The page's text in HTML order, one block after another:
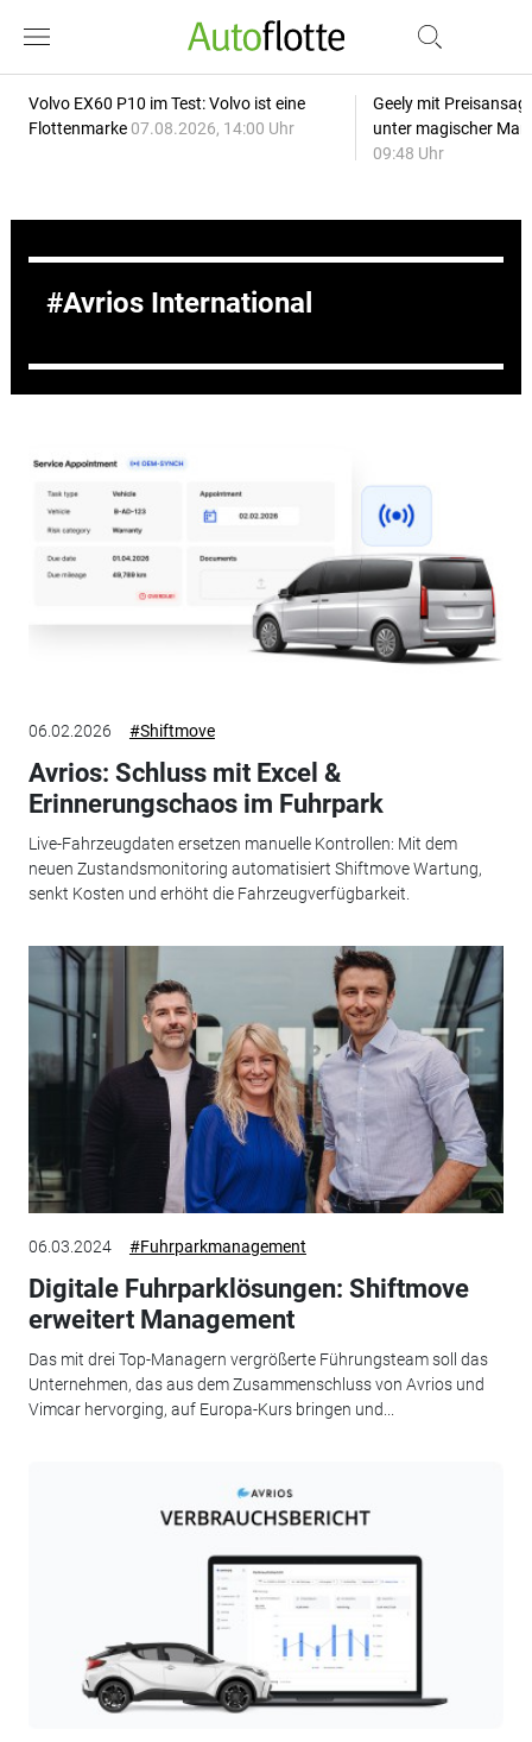
Volvo EX60 P10 im Test: Volvo ist eine
Flottenmarke 07.08.2026, 14:00 Uhr
Geely mit
unter magischer
09:48 Uhr
Avrios International
06.02.2026 #Shiftmove
Avrios: Schluss mit Excel &
Erinnerungschaos im Fuhrpark
Live-Fahrzeugdaten ersetzen manuelle Kontrollen: Mit dem
neuen Zustandsmonitoring automatisiert Shiftmove Wartung,
senkt Kosten und erhöht die Fahrzeugverfügbarkeit.
06.03.2024 #Fuhrparkmanagement
Digitale Fuhrparklösungen: Shiftmove
erweitert Management
Das mit drei Top-Managern vergrößerte Führungsteam soll das
Unternehmen, das aus dem Zusammenschluss von Avrios und
Vimcar hervorging, auf Europa-Kurs bringen und...